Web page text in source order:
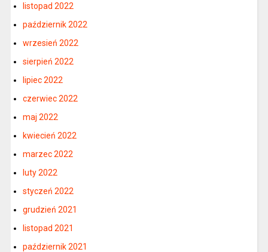
listopad 2022
październik 2022
wrzesień 2022
sierpień 2022
lipiec 2022
czerwiec 2022
maj 2022
kwiecień 2022
marzec 2022
luty 2022
styczeń 2022
grudzień 2021
listopad 2021
październik 2021